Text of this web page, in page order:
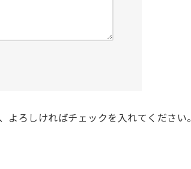
ろしければチェックを入れてください。